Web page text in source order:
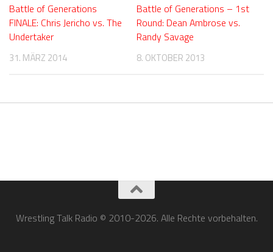
Battle of Generations
FINALE: Chris Jericho vs. The
Undertaker
31. MÄRZ 2014
Battle of Generations – 1st
Round: Dean Ambrose vs.
Randy Savage
8. OKTOBER 2013
Wrestling Talk Radio © 2010-2026. Alle Rechte vorbehalten.